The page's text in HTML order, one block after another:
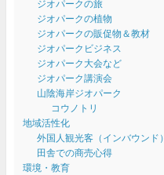
ジオパークの旅
ジオパークの植物
ジオパークの販促物＆教材
ジオパークビジネス
ジオパーク大会など
ジオパーク講演会
山陰海岸ジオパーク
コウノトリ
地域活性化
外国人観光客（インバウンド）
田舎での商売心得
環境・教育